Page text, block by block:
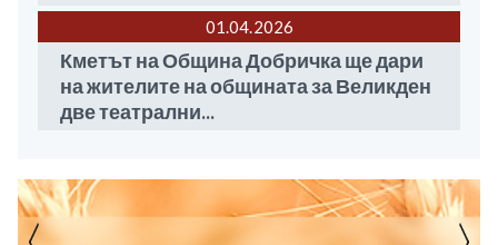
01.04 2026
Кметът на Община Добричка ще дари
на жителите на общината за Великден
две театрални...